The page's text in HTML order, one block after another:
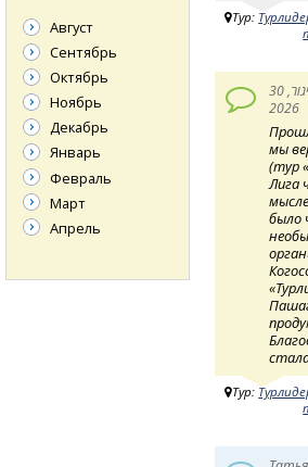
Тур:
פרנקל לובה ואיגור, 30 апреля
2026
мы
(тур
Лига
было
Тур:
Август
Сентябрь
Октябрь
Ноябрь
Декабрь
Январь
Февраль
Март
Апрель